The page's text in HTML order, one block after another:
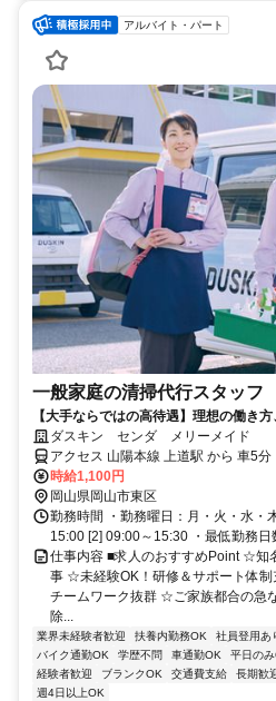
アルバイト・パート
一般家庭の清掃代行スタッフ
【大手ならではの高待遇】理想の働き
歓迎！
ダスキン センダ メリーメイド
アクセス 山陽本線 上道駅 から 車5分
時給1,100円
岡山県岡山市東区
勤務時間 ・勤務曜日：月・火・水・
15:00 [2] 09:00～15:30 ・最低勤務
仕事内容 ■求人のおすすめPoint ☆知
事 ☆未経験OK！研修＆サポート体
チームワーク抜群 ☆ご家族都合の急
除...
業界未経験者歓迎 扶養内勤務OK 社員登用あ
バイク通勤OK
学歴不問 車通勤OK 平日の
経験者歓迎
ブランクOK 交通費支給 長期歓
週4日以上OK